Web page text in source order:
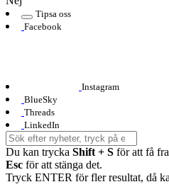
Tipsa oss
Facebook
Instagram
BlueSky
Threads
LinkedIn
Du kan trycka Shift + S för att få
Esc för att stänga det.
Tryck ENTER för fler resultat, då